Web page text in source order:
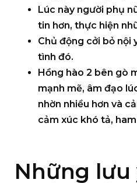
Lúc này người phụ
tin hơn, thực hiện
Chủ động cởi bỏ nội
tình đó.
Hồng hào 2 bên gò
mạnh mẽ, âm đạo
nhờn nhiều hơn và
cảm xúc khó tả,
Những lưu